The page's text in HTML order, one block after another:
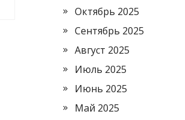
Октябрь 2025
Сентябрь 2025
Август 2025
Июль 2025
Июнь 2025
Май 2025